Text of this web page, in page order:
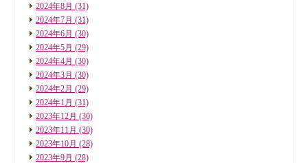
2024年8月 (31)
2024年7月 (31)
2024年6月 (30)
2024年5月 (29)
2024年4月 (30)
2024年3月 (30)
2024年2月 (29)
2024年1月 (31)
2023年12月 (30)
2023年11月 (30)
2023年10月 (28)
2023年9月 (28)